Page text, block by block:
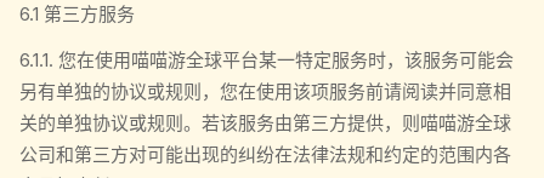
6.1 第三方服务
6.1.1. 您在使用喵喵游全球平台某一特定服务时，该服务可能会
另有单独的协议或规则，您在使用该项服务前请阅读并同意相
关的单独协议或规则。若该服务由第三方提供，则喵喵游全球
公司和第三方对可能出现的纠纷在法律法规和约定的范围内各